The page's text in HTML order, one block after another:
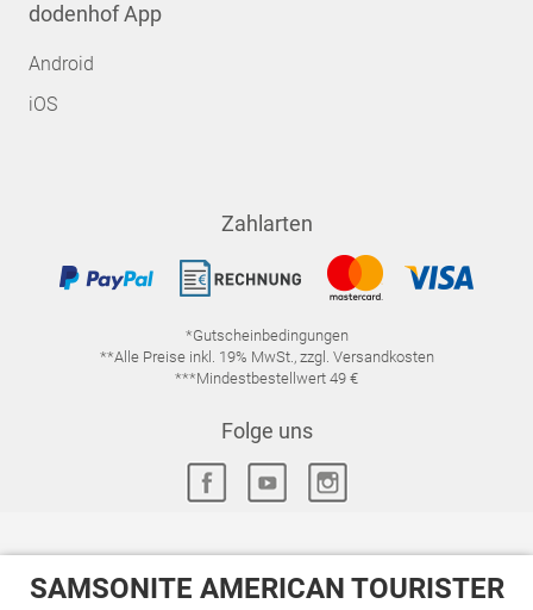
SAMSONITE AMERICAN TOURISTER
dodenhof App
Android
iOS
Zahlarten
*Gutscheinbedingungen
**Alle Preise inkl. 19% MwSt., zzgl. Versandkosten
***Mindestbestellwert 49 €
Folge uns
IMPRESSUM FAQ DATENSCHUTZ